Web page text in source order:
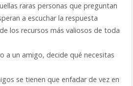
raras personas que preguntan
a escuchar la respuesta
los recursos más valiosos de toda
a un amigo, decide qué necesitas
se tienen que enfadar de vez en